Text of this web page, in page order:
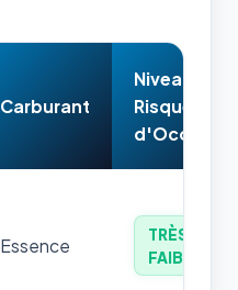
Carburant
Niveau de
Risque
d'Occasion
Essence
TRÈS
FAIBLE